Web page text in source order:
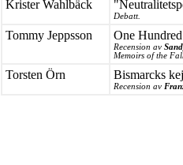
Krister Wahlbäck
Debatt.
Tommy Jeppsson One
Recension av
Memoirs of the
Torsten Örn Bismarcks
Recension av